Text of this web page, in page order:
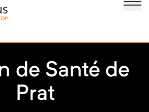
de Santé de
Prat